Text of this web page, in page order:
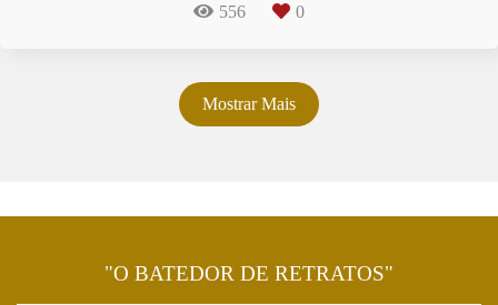
556 0
Mostrar Mais
"O BATEDOR DE RETRATOS"